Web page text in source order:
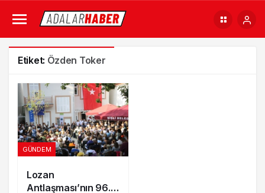
Etiket: Özden Toker
GÜNDEM
Lozan
Antlaşması’nın 96.